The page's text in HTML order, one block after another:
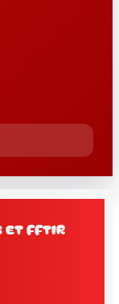
et FFtir